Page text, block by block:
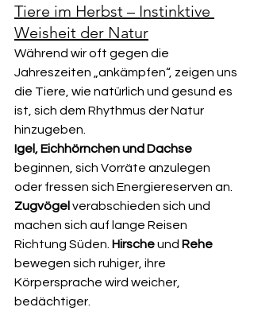
Tiere im Herbst – Instinktive
Weisheit der Natur
Während wir oft gegen die
Jahreszeiten „ankämpfen“, zeigen uns
die Tiere, wie natürlich und gesund es
ist, sich dem Rhythmus der Natur
hinzugeben.
Igel, Eichhörnchen und Dachse
beginnen, sich Vorräte anzulegen
oder fressen sich Energiereserven an.
Zugvögel verabschieden sich und
machen sich auf lange Reisen
Richtung Süden. Hirsche und Rehe
bewegen sich ruhiger, ihre
Körpersprache wird weicher,
bedächtiger.